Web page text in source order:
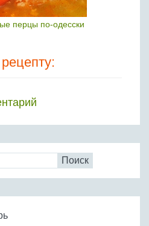
перцы по-одесски
Поиск